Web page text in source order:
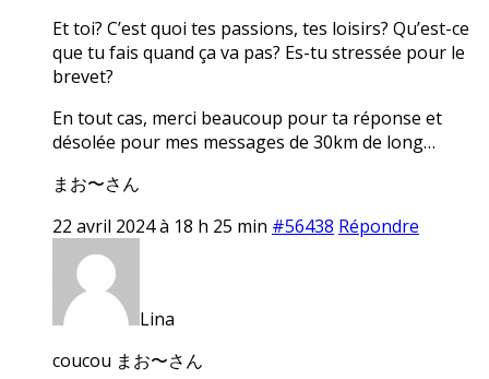
Et toi? C’est quoi tes passions, tes loisirs? Qu’est-ce
que tu fais quand ça va pas? Es-tu stressée pour le
brevet?
En tout cas, merci beaucoup pour ta réponse et
désolée pour mes messages de 30km de long…
まお〜さん
22 avril 2024 à 18 h 25 min #56438 Répondre
Lina
coucou まお〜さん